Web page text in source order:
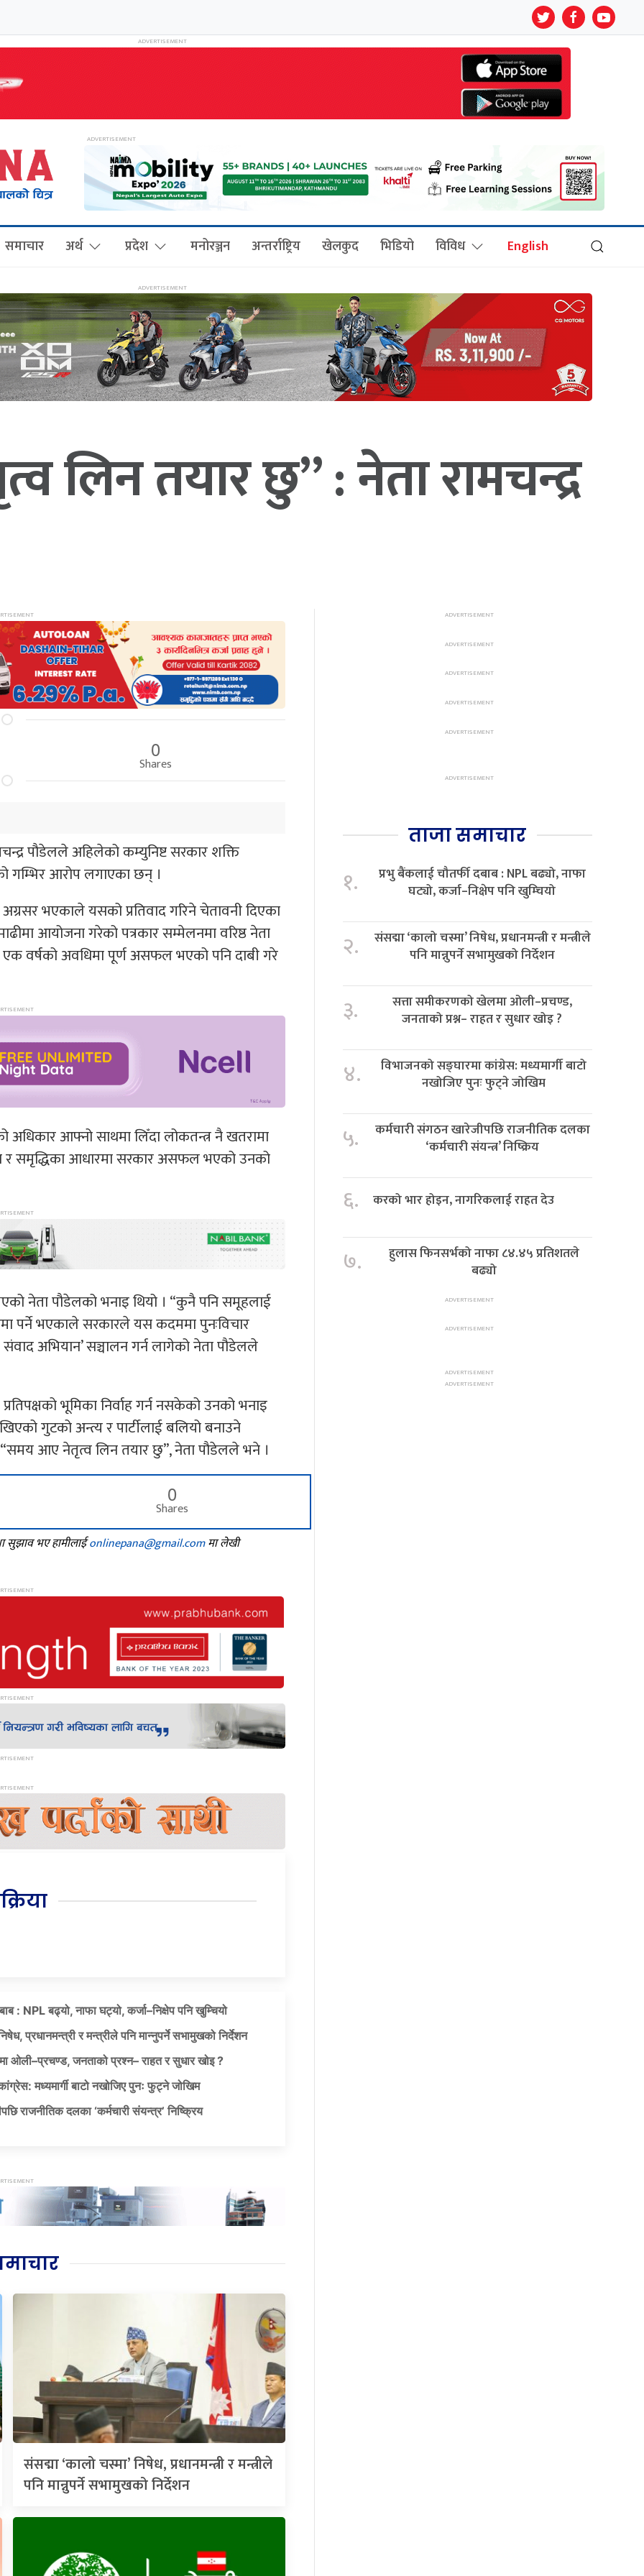
समाचार अर्थ प्रदेश मनोरञ्जन अन्तर्राष्ट्रिय खेलकुद भिडियो विविध English
तयार छु” : नेता रामचन्द्र
0
Shares
पौडेलले अहिलेको कम्युनिष्ट सरकार शक्ति
गम्भिर आरोप लगाएका छन् ।
भएकाले यसको प्रतिवाद गरिने चेतावनी दिएका
आयोजना गरेको पत्रकार सम्मेलनमा वरिष्ठ नेता
वर्षको अवधिमा पूर्ण असफल भएको पनि दाबी गरे
आफ्नो साथमा लिँदा लोकतन्त्र नै खतरामा
र समृद्धिका आधारमा सरकार असफल भएको उनको
नेता पौडेलको भनाइ थियो । “कुनै पनि समूहलाई
पर्ने भएकाले सरकारले यस कदममा पुनःविचार
अभियान’ सञ्चालन गर्न लागेको नेता पौडेलले
भूमिका निर्वाह गर्न नसकेको उनको भनाइ
गुटको अन्त्य र पार्टीलाई बलियो बनाउने
“समय आए नेतृत्व लिन तयार छु”, नेता पौडेलले भने ।
0
Shares
सुझाव भए हामीलाईonlinepana@gmail.comमा लेखी
: NPL बढ्यो, नाफा घट्यो, कर्जा–निक्षेप पनि खुम्चियो
प्रधानमन्त्री र मन्त्रीले पनि मान्नुपर्ने सभामुखको निर्देशन
ओली–प्रचण्ड, जनताको प्रश्न– राहत र सुधार खोइ ?
मध्यमार्गी बाटो नखोजिए पुनः फुट्ने जोखिम
राजनीतिक दलका ‘कर्मचारी संयन्त्र’ निष्क्रिय
संसद्मा ‘कालो चस्मा’ निषेध, प्रधानमन्त्री र मन्त्रीले
पनि मान्नुपर्ने सभामुखको निर्देशन
ताजा समाचार
१.
प्रभु बैंकलाई चौतर्फी दबाब : NPL बढ्यो, नाफा
घट्यो, कर्जा–निक्षेप पनि खुम्चियो
२.
संसद्मा ‘कालो चस्मा’ निषेध, प्रधानमन्त्री र मन्त्रीले
पनि मान्नुपर्ने सभामुखको निर्देशन
३.
सत्ता समीकरणको खेलमा ओली–प्रचण्ड,
जनताको प्रश्न– राहत र सुधार खोइ ?
४.
विभाजनको सङ्घारमा कांग्रेस: मध्यमार्गी बाटो
नखोजिए पुनः फुट्ने जोखिम
५.
कर्मचारी संगठन खारेजीपछि राजनीतिक दलका
‘कर्मचारी संयन्त्र’ निष्क्रिय
६. करको भार होइन, नागरिकलाई राहत देउ
७.
हुलास फिनसर्भको नाफा ८४.४५ प्रतिशतले
बढ्यो